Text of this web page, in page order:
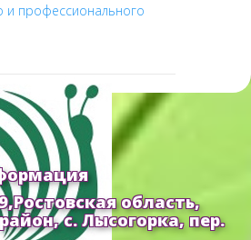
профессионального
область,
с. Лысогорка, пер.